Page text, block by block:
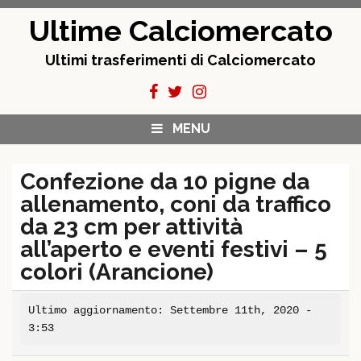
Ultime Calciomercato
Ultimi trasferimenti di Calciomercato
MENU
Confezione da 10 pigne da
allenamento, coni da traffico
da 23 cm per attività
all’aperto e eventi festivi – 5
colori (Arancione)
Ultimo aggiornamento: Settembre 11th, 2020 -
3:53